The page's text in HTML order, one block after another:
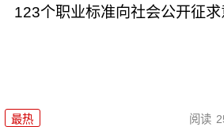
123个职业标准向社会公开征求
最热 阅读